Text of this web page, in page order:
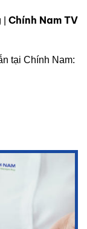
Chính Nam TV
tại Chính Nam: